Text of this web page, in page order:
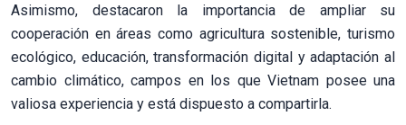
Asimismo, destacaron la importancia de ampliar su
cooperación en áreas como agricultura sostenible, turismo
ecológico, educación, transformación digital y adaptación al
cambio climático, campos en los que Vietnam posee una
valiosa experiencia y está dispuesto a compartirla.